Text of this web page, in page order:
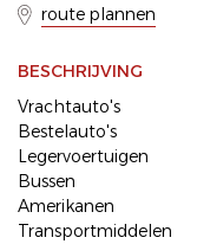
route plannen
BESCHRIJVING
Vrachtauto's
Bestelauto's
Legervoertuigen
Bussen
Amerikanen
Transportmiddelen